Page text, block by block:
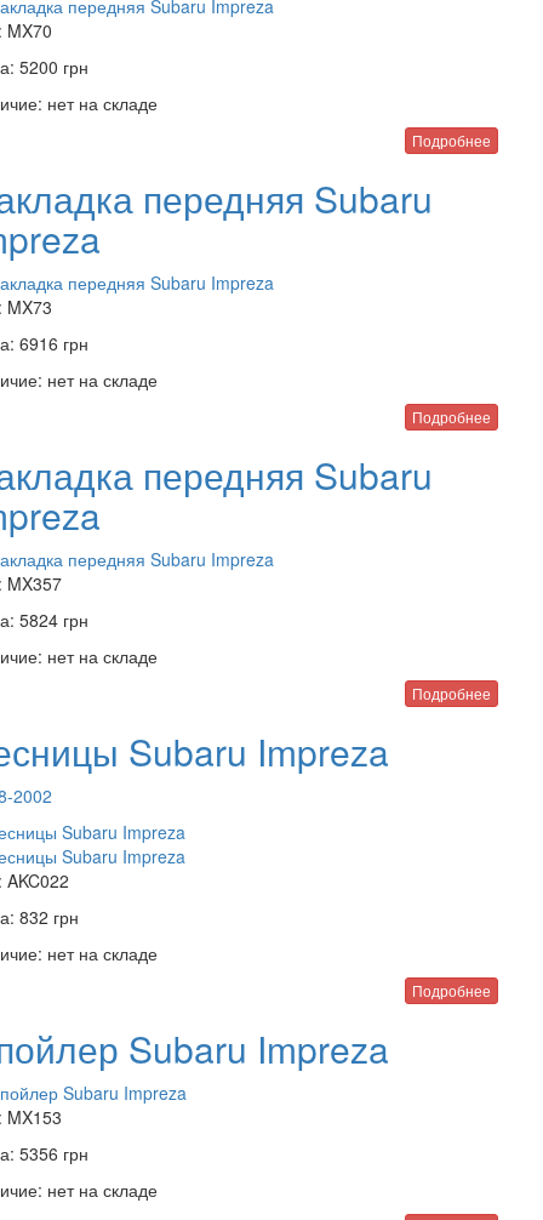
MX70
5200 грн
нет на складе
Подробнее
передняя Subaru
MX73
6916 грн
нет на складе
Подробнее
передняя Subaru
MX357
5824 грн
нет на складе
Подробнее
Subaru Impreza
2002
AKC022
832 грн
нет на складе
Подробнее
Subaru Impreza
MX153
5356 грн
нет на складе